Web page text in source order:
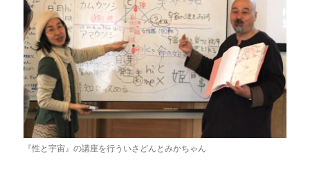
『性と宇宙』の講座を行ういさどんとみかちゃん